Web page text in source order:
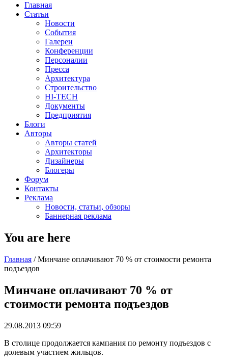
Главная
Статьи
Новости
События
Галереи
Конференции
Персоналии
Пресса
Архитектура
Строительство
HI-TECH
Документы
Предприятия
Блоги
Авторы
Авторы статей
Архитекторы
Дизайнеры
Блогеры
Форум
Контакты
Реклама
Новости, статьи, обзоры
Баннерная реклама
You are here
Главная / Минчане оплачивают 70 % от стоимости ремонта
подъездов
Минчане оплачивают 70 % от
стоимости ремонта подъездов
29.08.2013 09:59
В столице продолжается кампания по ремонту подъездов с
долевым участием жильцов.